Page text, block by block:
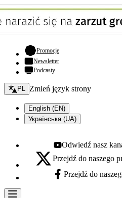
Promocje- otwiera się w nowej karcie
Newsletter
Podcasty
Zmień język - bieżący:
PL Zmień język strony
English (EN)
Українська (UA)
Youtube - otwiera się w
Odwiedź nasz
X - otwiera się w nowej karcie
Przejdź do naszego
Facebook - otwiera się w
Przejdź do